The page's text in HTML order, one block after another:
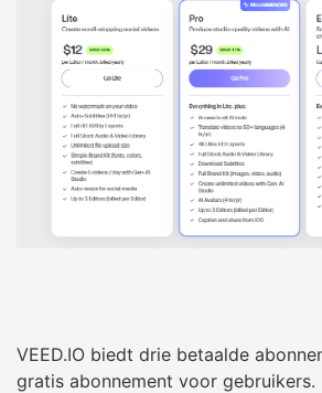
VEED.IO biedt drie betaalde
gratis abonnement voor